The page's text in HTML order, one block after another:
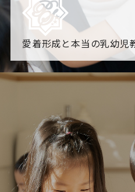
愛着形成と本当の乳幼児
園からのお知らせ
「すくすく子育て」でリトル
各園のブログ
2026.08.06 赤しそジュース
5 【そら組】誕生会
一覧を見る